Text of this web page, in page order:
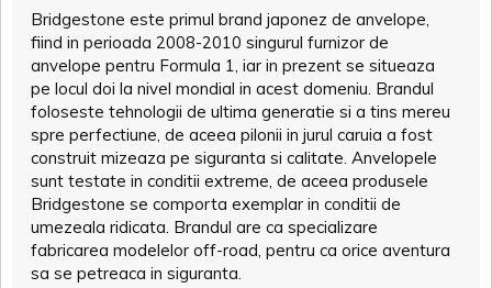
Bridgestone este primul brand japonez de anvelope,
fiind in perioada 2008-2010 singurul furnizor de
anvelope pentru Formula 1, iar in prezent se situeaza
pe locul doi la nivel mondial in acest domeniu. Brandul
foloseste tehnologii de ultima generatie si a tins mereu
spre perfectiune, de aceea pilonii in jurul caruia a fost
construit mizeaza pe siguranta si calitate. Anvelopele
sunt testate in conditii extreme, de aceea produsele
Bridgestone se comporta exemplar in conditii de
umezeala ridicata. Brandul are ca specializare
fabricarea modelelor off-road, pentru ca orice aventura
sa se petreaca in siguranta.